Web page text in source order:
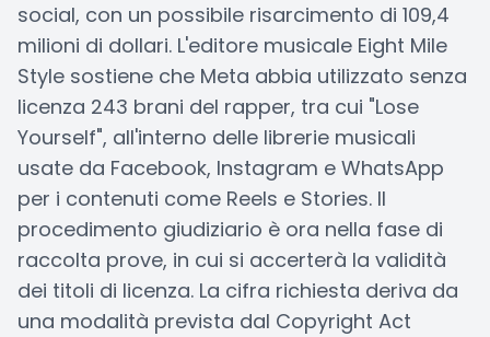
social, con un possibile risarcimento di 109,4
milioni di dollari. L'editore musicale Eight Mile
Style sostiene che Meta abbia utilizzato senza
licenza 243 brani del rapper, tra cui "Lose
Yourself", all'interno delle librerie musicali
usate da Facebook, Instagram e WhatsApp
per i contenuti come Reels e Stories. Il
procedimento giudiziario è ora nella fase di
raccolta prove, in cui si accerterà la validità
dei titoli di licenza. La cifra richiesta deriva da
una modalità prevista dal Copyright Act